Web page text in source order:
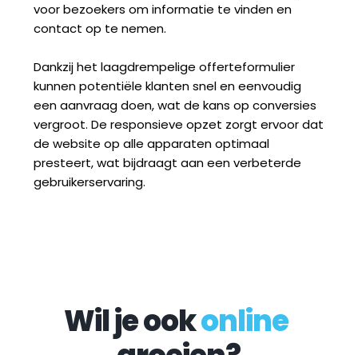
voor bezoekers om informatie te vinden en
contact op te nemen.
Dankzij het laagdrempelige offerteformulier
kunnen potentiële klanten snel en eenvoudig
een aanvraag doen, wat de kans op conversies
vergroot. De responsieve opzet zorgt ervoor dat
de website op alle apparaten optimaal
presteert, wat bijdraagt aan een verbeterde
gebruikerservaring.
Wil je ook online